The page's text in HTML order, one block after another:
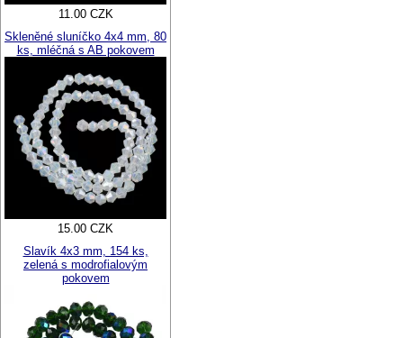
11.00 CZK
Skleněné sluníčko 4x4 mm, 80
ks, mléčná s AB pokovem
15.00 CZK
Slavík 4x3 mm, 154 ks,
zelená s modrofialovým
pokovem